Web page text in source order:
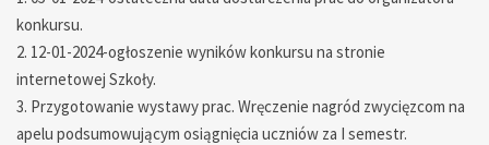
konkursu.
2. 12-01-2024-ogłoszenie wyników konkursu na stronie
internetowej Szkoły.
3. Przygotowanie wystawy prac. Wręczenie nagród zwycięzcom na
apelu podsumowującym osiągnięcia uczniów za I semestr.